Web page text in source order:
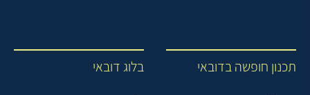
תכנון חופשה בדובאי בלוג דובאי